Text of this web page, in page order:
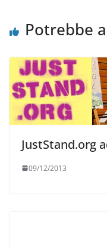
Potrebbe
JustStand.org
09/12/2013